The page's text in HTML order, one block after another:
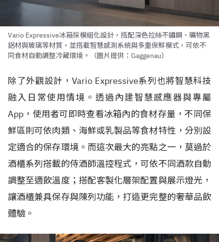
Vario Expressive冰箱採模組化設計，搭配深色拉絲不鏽鋼、礦物黑
鋁材與玻璃等材質，並搭載智慧感測系統與多重保鮮模式，可依不
同食材自動調整冷藏環境。（圖片提供：Gaggenau）
除了外觀設計，Vario Expressive系列也將智慧科技
融入日常使用情境。透過內建智慧感應器與專屬
App，使用者可即時查看冰箱內的食材存量，不同保
鮮區則可依肉類、海鮮或乳製品等食材特性，分別設
定適合的保存環境。而這次最大的亮點之一，莫過於
酒櫃系列搭載的侍酒師溫控程式，可依不同酒款自動
調整至適飲溫度；搭配客製化層架配置與展示燈光，
讓酒櫃兼具保存與陳列功能，打造更完整的奢華品飲
體驗。